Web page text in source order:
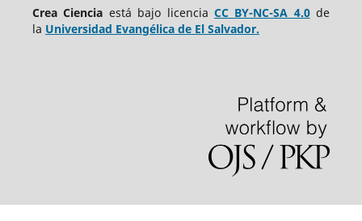
Crea Ciencia está bajo licencia CC BY-NC-SA 4.0de
la Universidad Evangélica de El Salvador.